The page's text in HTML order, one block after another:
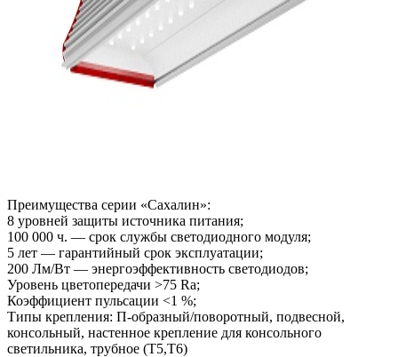
Преимущества серии «Сахалин»:
8 уровней защиты источника питания;
100 000 ч. — срок службы светодиодного модуля;
5 лет — гарантийный срок эксплуатации;
200 Лм/Вт — энергоэффективность светодиодов;
Уровень цветопередачи >75 Ra;
Коэффициент пульсации <1 %;
Типы крепления: П-образный/поворотный, подвесной,
консольный, настенное крепление для консольного
светильника, трубное (Т5,Т6)